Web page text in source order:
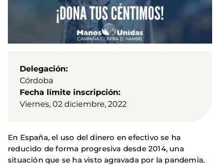
Delegación
Córdoba
Fecha límite inscripción
Viernes, 02 diciembre, 2022
En España, el uso del dinero en efectivo se ha
reducido de forma progresiva desde 2014, una
situación que se ha visto agravada por la pandemia.